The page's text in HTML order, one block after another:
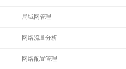
局域网管理
网络流量分析
网络配置管理